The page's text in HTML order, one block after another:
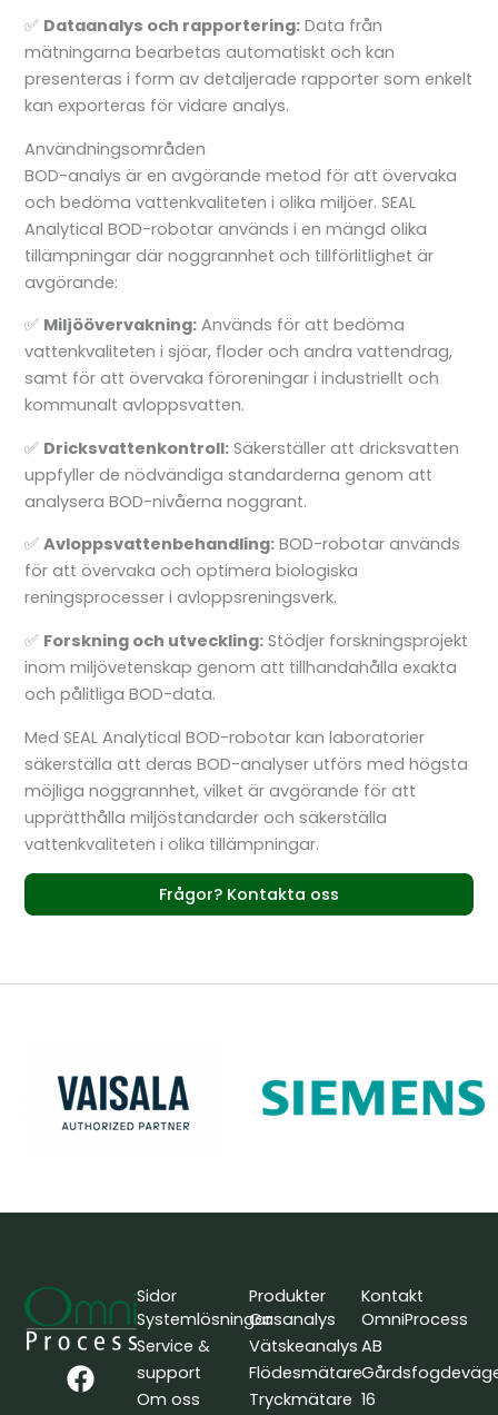
✅ Dataanalys och rapportering: Data från
mätningarna bearbetas automatiskt och kan
presenteras i form av detaljerade rapporter som enkelt
kan exporteras för vidare analys.
Användningsområden
BOD-analys är en avgörande metod för att övervaka
och bedöma vattenkvaliteten i olika miljöer. SEAL
Analytical BOD-robotar används i en mängd olika
tillämpningar där noggrannhet och tillförlitlighet är
avgörande:
✅ Miljöövervakning: Används för att bedöma
vattenkvaliteten i sjöar, floder och andra vattendrag,
samt för att övervaka föroreningar i industriellt och
kommunalt avloppsvatten.
✅ Dricksvattenkontroll: Säkerställer att dricksvatten
uppfyller de nödvändiga standarderna genom att
analysera BOD-nivåerna noggrant.
✅Avloppsvattenbehandling: BOD-robotar används
för att övervaka och optimera biologiska
reningsprocesser i avloppsreningsverk.
✅ Forskning och utveckling: Stödjer forskningsprojekt
inom miljövetenskap genom att tillhandahålla exakta
och pålitliga BOD-data.
Med SEAL Analytical BOD-robotar kan laboratorier
säkerställa att deras BOD-analyser utförs med högsta
möjliga noggrannhet, vilket är avgörande för att
upprätthålla miljöstandarder och säkerställa
vattenkvaliteten i olika tillämpningar.
Frågor? Kontakta oss
F
a
L
i
Y
o
Sidor
Systemlösningar
Service &
support
Om oss
Produkter
Gasanalys
Vätskeanalys
Flödesmätare
Tryckmätare
Kontakt
OmniProcess
AB
16